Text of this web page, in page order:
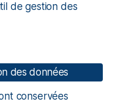
de gestion des
des données
conservées